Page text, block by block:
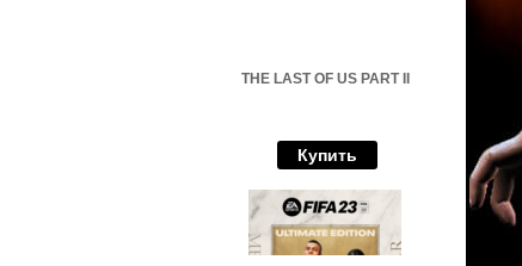
THE LAST OF US PART II
Купить